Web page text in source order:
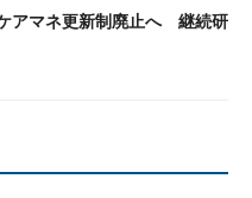
アマネ更新制廃止へ 継続研